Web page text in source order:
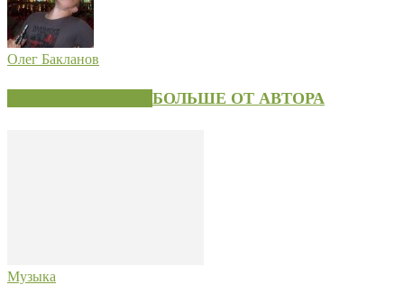
Олег Бакланов
БОЛЬШЕ ОТ АВТОРА
Музыка